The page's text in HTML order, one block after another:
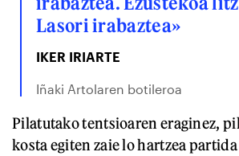
Lasori irabaztea»
IKER IRIARTE
Iñaki Artolaren botileroa
Pilatutako tentsioaren eraginez,
kosta egiten zaie lo hartzea